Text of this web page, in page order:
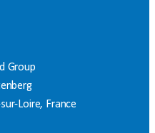
Group
Loire, France